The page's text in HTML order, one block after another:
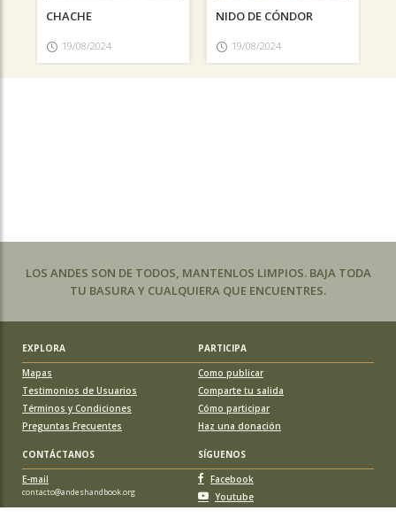
CHACHE
19/08/2024
NIDO DE CÓNDOR
19/08/2024
LOS ANDES SON DE TODOS, MANTENLOS LIMPIOS. BAJA TODA
TU BASURA Y CUALQUIERA QUE ENCUENTRES.
EXPLORA
PARTICIPA
Mapas
Testimonios de Usuarios
Términos y Condiciones
Preguntas Frecuentes
Como publicar
Comparte tu salida
Cómo participar
Haz una donación
CONTÁCTANOS
SÍGUENOS
E-mail
contacto@andeshandbook.org
Facebook
Youtube